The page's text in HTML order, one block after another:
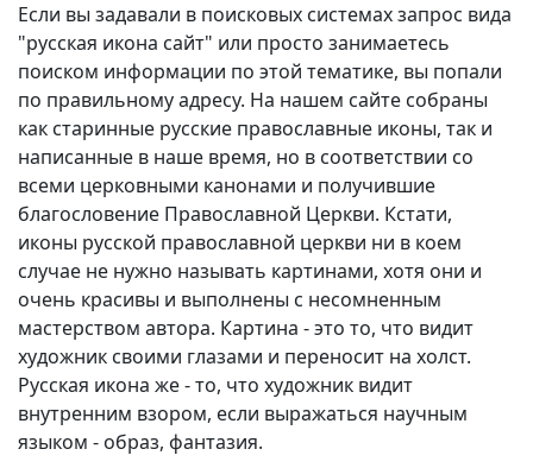
Если вы задавали в поисковых системах запрос вида
"русская икона сайт" или просто занимаетесь
поиском информации по этой тематике, вы попали
по правильному адресу. На нашем сайте собраны
как старинные русские православные иконы, так и
написанные в наше время, но в соответствии со
всеми церковными канонами и получившие
благословение Православной Церкви. Кстати,
иконы русской православной церкви ни в коем
случае не нужно называть картинами, хотя они и
очень красивы и выполнены с несомненным
мастерством автора. Картина - это то, что видит
художник своими глазами и переносит на холст.
Русская икона же - то, что художник видит
внутренним взором, если выражаться научным
языком - образ, фантазия.